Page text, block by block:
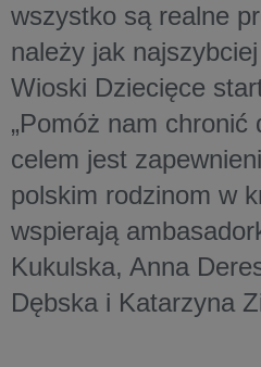
wszystko są realne
należy jak
Wioski Dziecięce
„Pomóż nam chronić
celem jest
polskim rodzinom w
wspierają
Kukulska, Anna
Dębska i Katarzyna